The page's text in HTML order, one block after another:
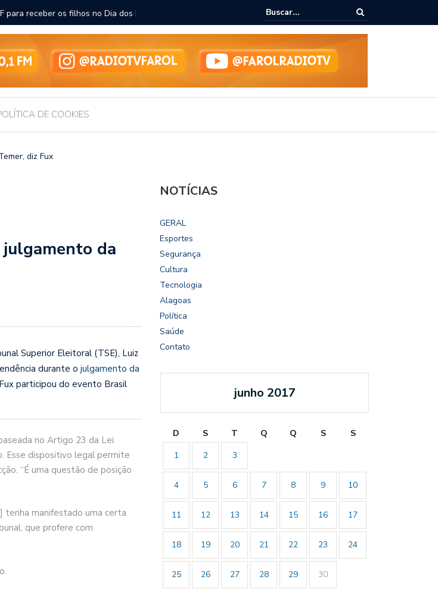
dos Pais
Câmara dialoga com UFAL e Faculdade de Coimbra sobre parcerias para
Legislativo
DE COOKIES
diz Fux
julgamento da
Superior Eleitoral (TSE), Luiz
durante o julgamento da
participou do evento Brasil
no Artigo 23 da Lei
Esse dispositivo legal permite
“É uma questão de posição
tenha manifestado uma certa
que profere com
NOTÍCIAS
GERAL
Esportes
Segurança
Cultura
Tecnologia
Alagoas
Política
Saúde
Contato
junho 2017
D S T Q Q S
S
1
2 3
4 5 6 7 8 9 10
11 12 13 14 15 16 17
18 19 20 21 22 23 24
25 26 27 28 29 30